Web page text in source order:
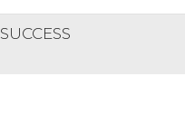
SUCCESS